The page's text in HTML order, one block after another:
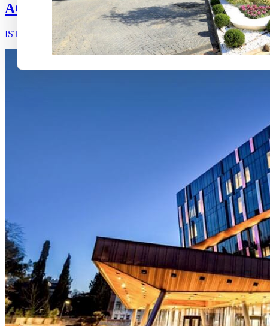
ACIBADEM ALTUNIZADE HOSPITAL
ISTANBUL / TURKEY